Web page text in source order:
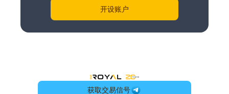
开设账户
OneRoyal Home
获取交易信号